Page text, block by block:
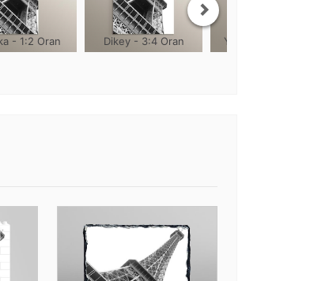
- 1:2 Oran Dikey - 3:4 Oran Yuvarlak - 1:1